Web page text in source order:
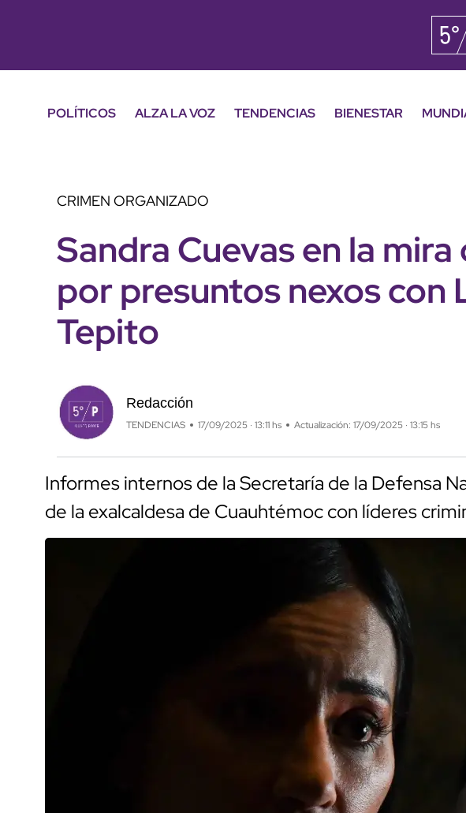
POLÍTICOS ALZA LA VOZ TENDENCIAS BIENESTAR
CRIMEN ORGANIZADO
Sandra Cuevas en la mira
por presuntos nexos con
Tepito
Redacción
TENDENCIAS 17/09/2025 · 13:11 hs Actualización: 17/09/2025 · 13:15 hs
Informes internos de la Secretaría de la Defensa
de la exalcaldesa de Cuauhtémoc con líderes